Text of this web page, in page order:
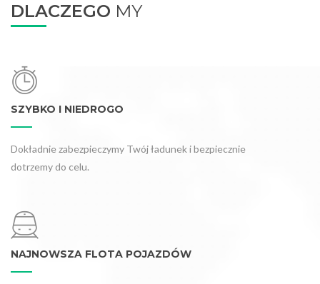
DLACZEGO MY
SZYBKO I NIEDROGO
Dokładnie zabezpieczymy Twój ładunek i bezpiecznie
dotrzemy do celu.
NAJNOWSZA FLOTA POJAZDÓW